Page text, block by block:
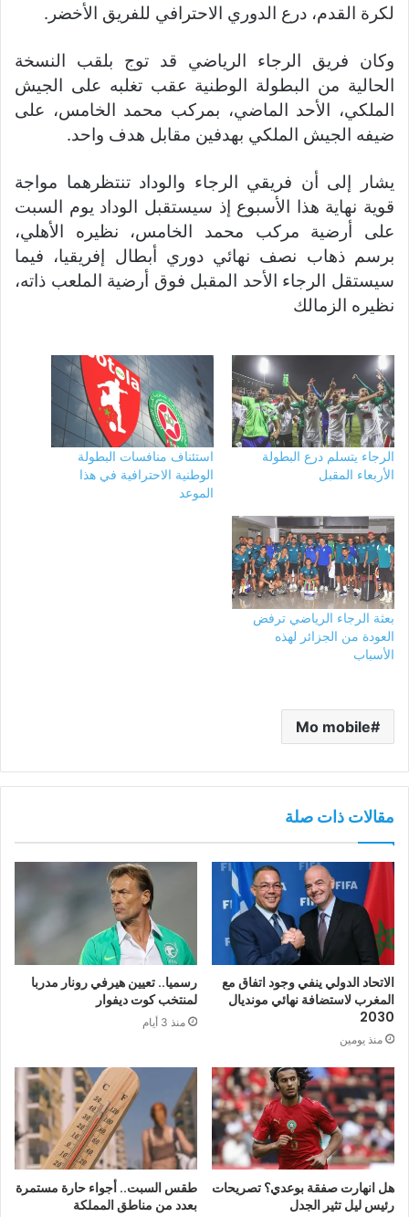
لكرة القدم، درع الدوري الاحترافي للفريق الأخضر.
وكان فريق الرجاء الرياضي قد توج بلقب النسخة
الحالية من البطولة الوطنية عقب تغلبه على الجيش
الملكي، الأحد الماضي، بمركب محمد الخامس، على
ضيفه الجيش الملكي بهدفين مقابل هدف واحد.
يشار إلى أن فريقي الرجاء والوداد تنتظرهما مواجة
قوية نهاية هذا الأسبوع إذ سيستقبل الوداد يوم السبت
على أرضية مركب محمد الخامس، نظيره الأهلي،
برسم ذهاب نصف نهائي دوري أبطال إفريقيا، فيما
سيستقل الرجاء الأحد المقبل فوق أرضية الملعب ذاته،
نظيره الزمالك
الرجاء يتسلم درع البطولة
الأربعاء المقبل
استئناف منافسات البطولة
الوطنية الاحترافية في هذا
الموعد
بعثة الرجاء الرياضي ترفض
العودة من الجزائر لهذه
الأسباب
Mo mobile
مقالات ذات صلة
الاتحاد الدولي ينفي وجود اتفاق مع
المغرب لاستضافة نهائي مونديال
2030
منذ يومين
رسميا.. تعيين هيرفي رونار مدربا
لمنتخب كوت ديفوار
منذ 3 أيام
هل انهارت صفقة بوعدي؟ تصريحات
رئيس ليل تثير الجدل
طقس السبت.. أجواء حارة مستمرة
بعدد من مناطق المملكة